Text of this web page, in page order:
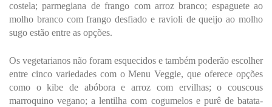
costela; parmegiana de frango com arroz branco; espaguete ao
molho branco com frango desfiado e ravioli de queijo ao molho
sugo estão entre as opções.
Os vegetarianos não foram esquecidos e também poderão escolher
entre cinco variedades com o Menu Veggie, que oferece opções
como o kibe de abóbora e arroz com ervilhas; o couscous
marroquino vegano; a lentilha com cogumelos e purê de batata-